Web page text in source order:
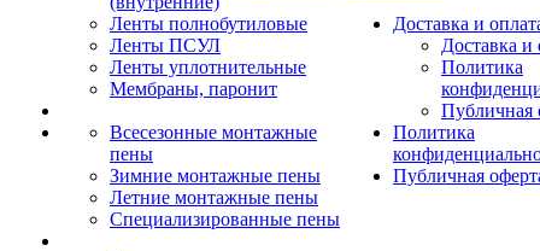
Ленты полнобутиловые
Ленты ПСУЛ
Ленты уплотнительные
Мембраны, паронит
Всесезонные монтажные
пены
Зимние монтажные пены
Летние монтажные пены
Специализированные пены
Доставка и
Доставка и
Политика
Публичная
Политика
Публичная